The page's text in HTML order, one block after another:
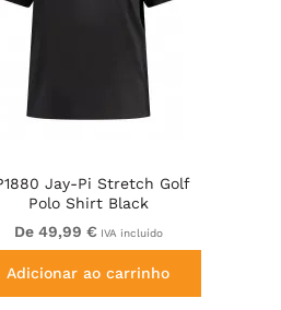
Jay-Pi Stretch Golf
Polo Shirt Black
De 49,99 € IVA incluído
Adicionar ao carrinho